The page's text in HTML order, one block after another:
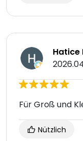
Hatice
Für Groß und
Nützlich